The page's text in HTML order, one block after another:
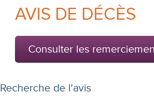
AVIS DE DÉCÈS
Consulter les
Recherche de l'avis